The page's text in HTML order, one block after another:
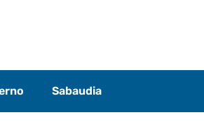
Sabaudia